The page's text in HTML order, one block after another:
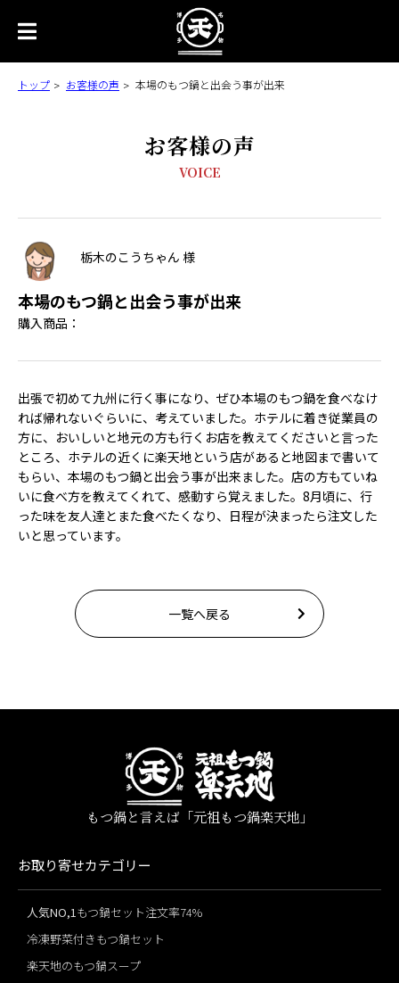
トップ お客様の声 本場のもつ鍋と出会う事が出来
お客様の声
VOICE
栃木のこうちゃん 様
本場のもつ鍋と出会う事が出来
購入商品：
出張で初めて九州に行く事になり、ぜひ本場のもつ鍋を食べなけ
れば帰れないぐらいに、考えていました。ホテルに着き従業員の
方に、おいしいと地元の方も行くお店を教えてくださいと言った
ところ、ホテルの近くに楽天地という店があると地図まで書いて
もらい、本場のもつ鍋と出会う事が出来ました。店の方もていね
いに食べ方を教えてくれて、感動すら覚えました。8月頃に、行
った味を友人達とまた食べたくなり、日程が決まったら注文した
いと思っています。
一覧へ戻る
もつ鍋と言えば「元祖もつ鍋楽天地」
お取り寄せカテゴリー
人気NO,1もつ鍋セット注文率74%
冷凍野菜付きもつ鍋セット
楽天地のもつ鍋スープ